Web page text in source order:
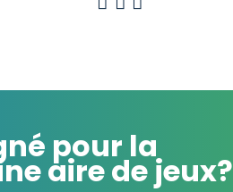
pour la
aire de jeux?